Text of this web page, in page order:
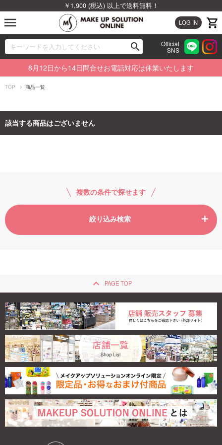
￥1,900 (税込) 以上で送料無料！
LOG IN
menu
search
00
Official
SNS
ブランドから探す
カテゴリから探す
ログイン・新規会員登録
8月12日から14日問合せお電話対応は休業いたします
TOP 商品一覧
該当する商品はございません
複数の条件で探せます
絞り込み検索
keyboard_arrow_up PAGE TOP